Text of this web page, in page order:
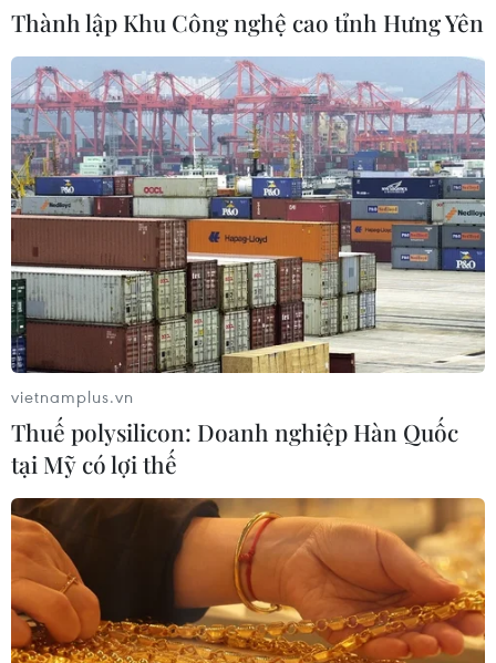
Thành lập Khu Công nghệ cao tỉnh Hưng Yên
vietnamplus.vn
Thuế polysilicon: Doanh nghiệp Hàn Quốc
tại Mỹ có lợi thế